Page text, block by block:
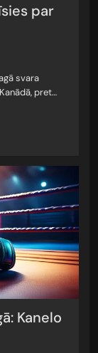
par
svara
pret…
Kanelo